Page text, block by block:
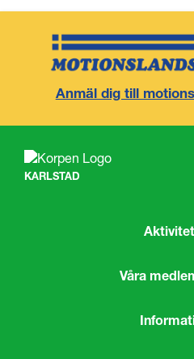
Anmäl dig till
KARLSTAD
Våra